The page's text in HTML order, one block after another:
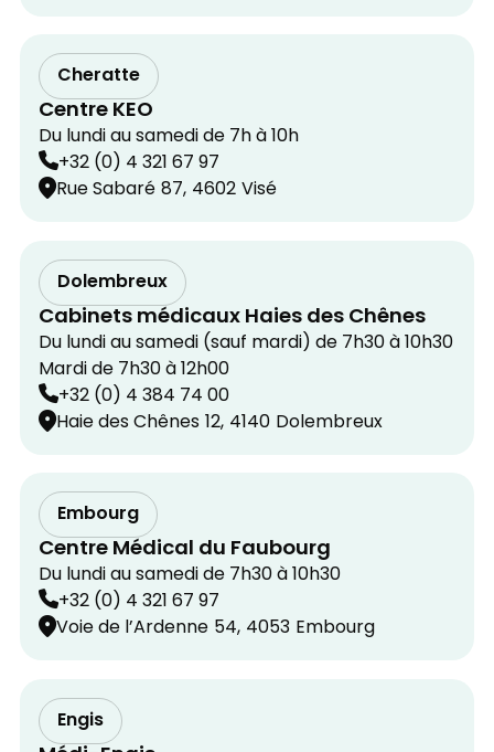
Cheratte
Centre KEO
Du lundi au samedi de 7h à 10h
+32 (0) 4 321 67 97
Rue Sabaré 87, 4602 Visé
Dolembreux
Cabinets médicaux Haies des Chênes
Du lundi au samedi (sauf mardi) de 7h30 à 10h30
Mardi de 7h30 à 12h00
+32 (0) 4 384 74 00
Haie des Chênes 12, 4140 Dolembreux
Embourg
Centre Médical du Faubourg
Du lundi au samedi de 7h30 à 10h30
+32 (0) 4 321 67 97
Voie de l’Ardenne 54, 4053 Embourg
Engis